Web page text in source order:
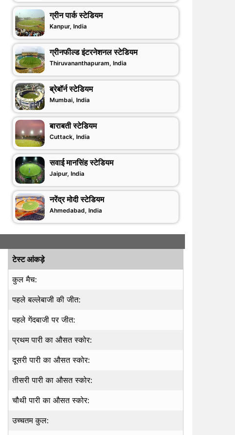
ग्रीन पार्क स्टेडियम
Kanpur, India
ग्रीनफील्ड इंटरनेशनल स्टेडियम
Thiruvananthapuram, India
ब्रेबॉर्न स्टेडियम
Mumbai, India
बाराबती स्टेडियम
Cuttack, India
सवाई मानसिंह स्टेडियम
Jaipur, India
नरेंद्र मोदी स्टेडियम
Ahmedabad, India
टेस्ट आंकड़े
कुल मैच:
पहले बल्लेबाजी की जीत:
पहले गेंदबाजी पर जीत:
प्रथम पारी का औसत स्कोर:
दूसरी पारी का औसत स्कोर:
तीसरी पारी का औसत स्कोर:
चौथी पारी का औसत स्कोर:
उच्चतम कुल: